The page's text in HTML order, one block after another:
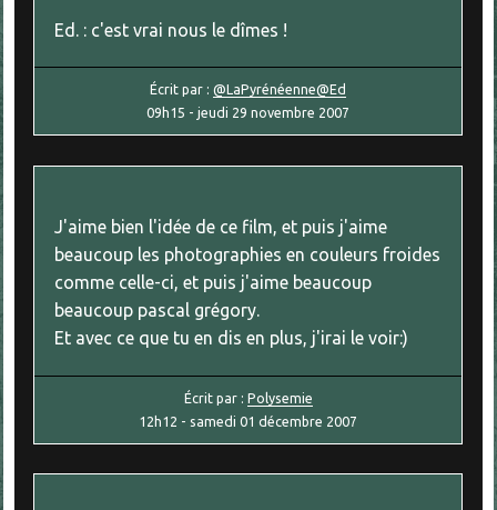
Ed. : c'est vrai nous le dîmes !
Écrit par :@LaPyrénéenne@Ed
09h15 -jeudi 29 novembre 2007
J'aime bien l'idée de ce film, et puis j'aime
beaucoup les photographies en couleurs froides
comme celle-ci, et puis j'aime beaucoup
beaucoup pascal grégory.
Et avec ce que tu en dis en plus, j'irai le voir:)
Écrit par : Polysemie
12h12 - samedi 01 décembre 2007